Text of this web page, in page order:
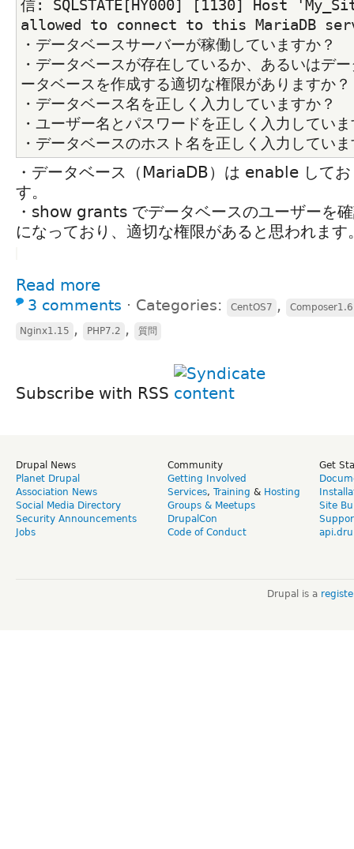
信: SQLSTATE[HY000] [1130] Host
allowed to connect to this MariaDB
・データベースサーバーが稼働していますか？
・データベースが存在しているか、あるいはデ
ータベースを作成する適切な権限がありますか？
・データベース名を正しく入力していますか？
・ユーザー名とパスワードを正しく入力してい
・データベースのホスト名を正しく入力してい
・データベース（MariaDB）は enable して
す。
・show grants でデータベースのユーザーを
になっており、適切な権限があると思われます
Read more
3 comments ⋅ Categories: CentOS7 , Composer1.6
Nginx1.15 , PHP7.2 , 質問
Subscribe with RSS
Drupal News
Planet Drupal
Association News
Social Media Directory
Security Announcements
Jobs
Community
Getting Involved
Services, Training & Hosting
Groups & Meetups
DrupalCon
Code of Conduct
Get
Site
Drupal is a